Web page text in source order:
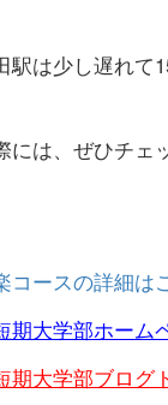
駅は少し遅れて
には、ぜひチェ
コースの詳細は
期大学部ホーム
期大学部ブログ